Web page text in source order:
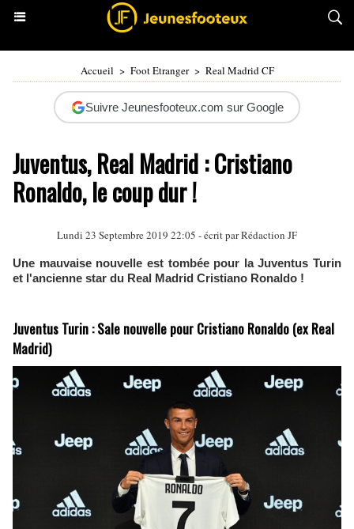
Accueil > Foot Etranger > Real Madrid CF
Suivre Jeunesfooteux.com sur Google
Juventus, Real Madrid : Cristiano
Ronaldo, le coup dur !
Lundi 23 Septembre 2019 22:05 - écrit par Rédaction JF
Une mauvaise nouvelle est tombée pour la Juventus Turin
et l'ancienne star du Real Madrid Cristiano Ronaldo !
Juventus Turin : Sale nouvelle pour Cristiano Ronaldo (ex Real
Madrid)